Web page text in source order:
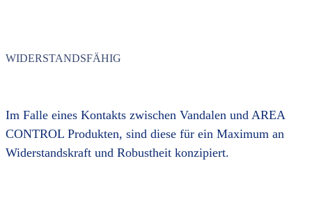
WIDERSTANDSFÄHIG
Im Falle eines Kontakts zwischen Vandalen und AREA
CONTROL Produkten, sind diese für ein Maximum an
Widerstandskraft und Robustheit konzipiert.